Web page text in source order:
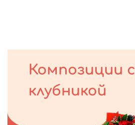
Композиции с
клубникой